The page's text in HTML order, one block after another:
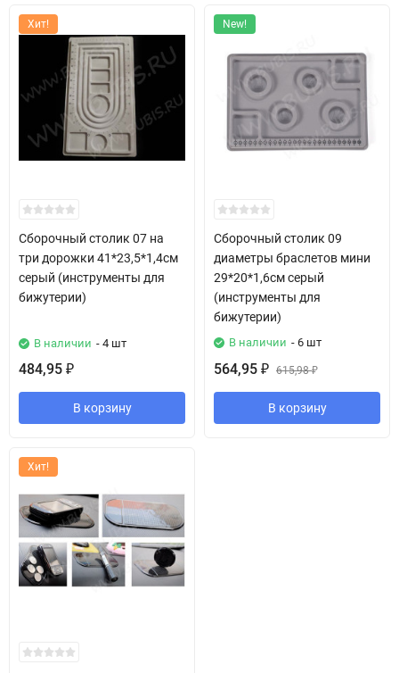
Хит!
Сборочный столик 07 на
три дорожки 41*23,5*1,4см
серый (инструменты для
бижутерии)
В наличии - 4 шт
484,95 ₽
В корзину
New!
Сборочный столик 09
диаметры браслетов мини
29*20*1,6см серый
(инструменты для
бижутерии)
В наличии - 6 шт
564,95 ₽ 615,98₽
В корзину
Хит!